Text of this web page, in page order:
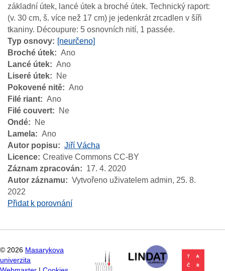
základní útek, lancé útek a broché útek. Technický raport:
(v. 30 cm, š. více než 17 cm) je jedenkrát zrcadlen v šíři
tkaniny. Découpure: 5 osnovních nití, 1 passée.
Typ osnovy
[neurčeno]
Broché útek
Ano
Lancé útek
Ano
Liseré útek
Ne
Pokovené nitě
Ano
Filé riant
Ano
Filé couvert
Ne
Ondé
Ne
Lamela
Ano
Autor popisu
Jiří Vácha
Licence Creative Commons CC-BY
Záznam zpracován
17. 4. 2020
Autor záznamu
Vytvořeno uživatelem admin, 25. 8.
2022
Přidat k porovnání
© 2026 Masarykova
univerzita